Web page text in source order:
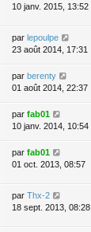
10 janv. 2015, 13:52
par lepoulpe
23 août 2014, 17:31
par berenty
01 août 2014, 22:37
par fab01
10 janv. 2014, 10:54
par fab01
01 oct. 2013, 08:57
par Thx-2
18 sept. 2013, 08:28